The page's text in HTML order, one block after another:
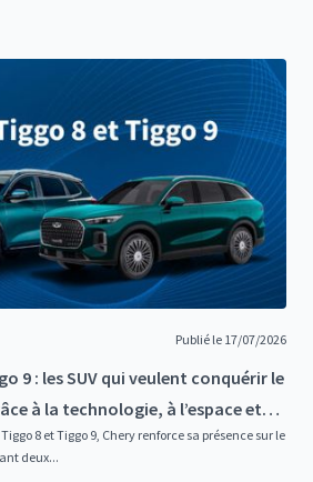
Publié le 17/07/2026
9 : les SUV qui veulent conquérir le
à la technologie, à l’espace et
8 et Tiggo 9, Chery renforce sa présence sur le
deux...